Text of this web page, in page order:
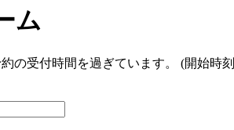
ム
の受付時間を過ぎています。 (開始時